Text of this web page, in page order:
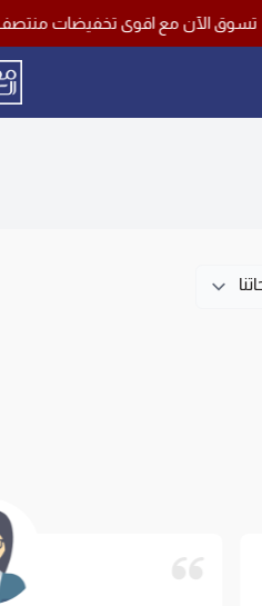
تسوق الآن مع اقوى تخفيضات منتصف العام بخصم يصل حتى 60% مع كود خصم اضافي 10% وشحن